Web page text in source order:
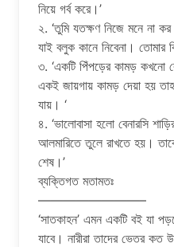
নিয়ে গর্ব করে।’
২. ‘তুমি যতক্ষণ নিজে মনে না
যাই বলুক কানে নিবেনা। তোমার
৩. ‘একটি পিঁপড়ের কামড় কখনো
একই জায়গায় কামড় দেয়া হয়
যায়। ‘
৪. ‘ভালোবাসা হলো বেনারসি
আলমারিতে তুলে রাখতে হয়।
শেষ।’
ব্যক্তিগত মতামতঃ
————————–
‘সাতকাহন’ এমন একটি বই যা
যাবে। নারীরা তাদের ভেতর